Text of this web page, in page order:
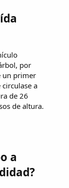
por
un primer
a
de 26
de altura.
a